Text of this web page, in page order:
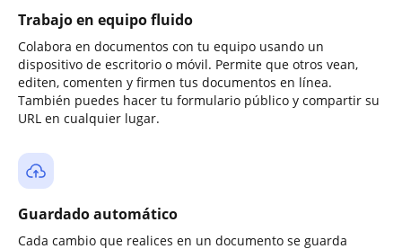
Trabajo en equipo fluido
Colabora en documentos con tu equipo usando un
dispositivo de escritorio o móvil. Permite que otros vean,
editen, comenten y firmen tus documentos en línea.
También puedes hacer tu formulario público y compartir su
URL en cualquier lugar.
Guardado automático
Cada cambio que realices en un documento se guarda